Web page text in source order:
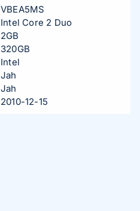
VBEA5MS
Intel Core 2 Duo
2GB
320GB
Intel
Jah
Jah
2010-12-15